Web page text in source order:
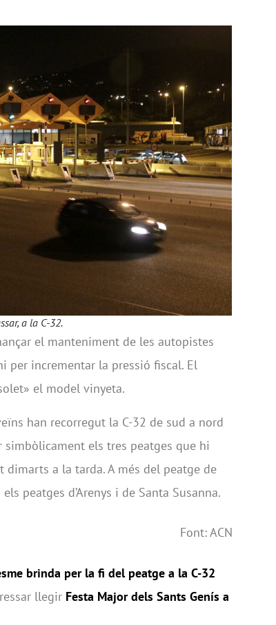
a la C-32.
el manteniment de les autopistes
per incrementar la pressió fiscal. El
el model vinyeta.
han recorregut la C-32 de sud a nord
els tres peatges que hi
a la tarda. A més del peatge de
peatges d’Arenys i de Santa Susanna.
Font: ACN
brinda per la fi del peatge a la C-32
llegir Festa Major dels Sants Genís a